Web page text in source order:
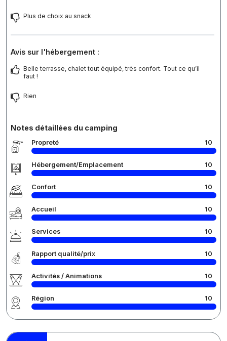
Plus de choix au snack
Avis sur l'hébergement :
Belle terrasse, chalet tout équipé, très confort. Tout ce qu’il
faut !
Rien
Notes détaillées du camping
Propreté 10
Hébergement/Emplacement 10
Confort 10
Accueil 10
Services 10
Rapport qualité/prix 10
Activités / Animations 10
Région 10